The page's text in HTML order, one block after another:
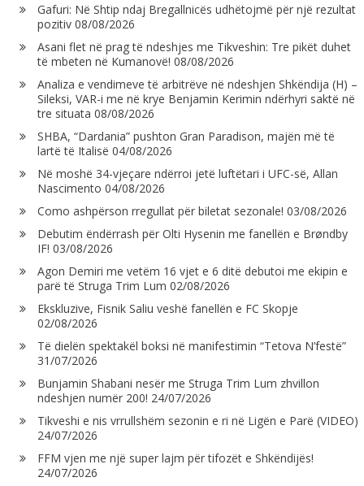
Gafuri: Në Shtip ndaj Bregallnicës udhëtojmë për një rezultat
pozitiv 08/08/2026
Asani flet në prag të ndeshjes me Tikveshin: Tre pikët duhet
të mbeten në Kumanovë! 08/08/2026
Analiza e vendimeve të arbitrëve në ndeshjen Shkëndija (H) –
Sileksi, VAR-i me në krye Benjamin Kerimin ndërhyri saktë në
tre situata 08/08/2026
SHBA, “Dardania” pushton Gran Paradison, majën më të
lartë të Italisë 04/08/2026
Në moshë 34-vjeçare ndërroi jetë luftëtari i UFC-së, Allan
Nascimento 04/08/2026
Como ashpërson rregullat për biletat sezonale! 03/08/2026
Debutim ëndërrash për Olti Hysenin me fanellën e Brøndby
IF! 03/08/2026
Agon Demiri me vetëm 16 vjet e 6 ditë debutoi me ekipin e
parë të Struga Trim Lum 02/08/2026
Ekskluzive, Fisnik Saliu veshë fanellën e FC Skopje
02/08/2026
Të dielën spektakël boksi në manifestimin “Tetova N’festë”
31/07/2026
Bunjamin Shabani nesër me Struga Trim Lum zhvillon
ndeshjen numër 200! 24/07/2026
Tikveshi e nis vrrullshëm sezonin e ri në Ligën e Parë (VIDEO)
24/07/2026
FFM vjen me një super lajm për tifozët e Shkëndijës!
24/07/2026